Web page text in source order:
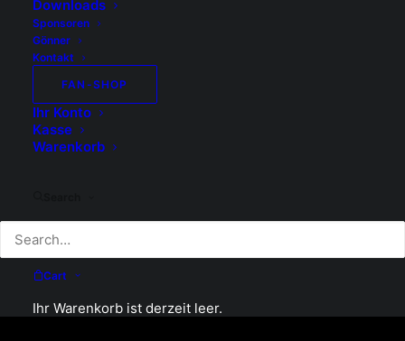
Downloads
Sponsoren
Gönner
Kontakt
FAN-SHOP
Ihr Konto
Kasse
Warenkorb
Cart
Ihr Warenkorb ist derzeit leer.
Nächste Spiele Saison
25/26
Mit einem Klick direkt auf das
Matchcenter der SPL1 vom LC